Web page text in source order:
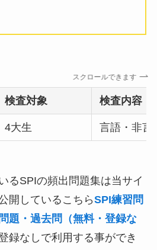
スクロールできます
検査対象 検査内容
4大生 言語・非言
るSPIの頻出問題集は当サイ
開しているこちらSPI練習問
題・過去問（無料・登録な
録なしで利用する事ができ